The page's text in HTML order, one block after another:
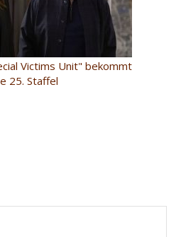
Victims Unit" bekommt
25. Staffel